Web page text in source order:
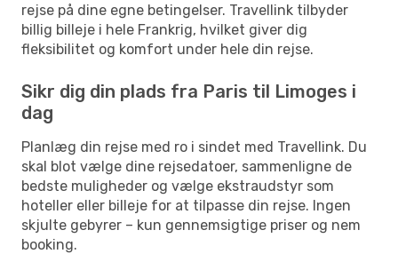
rejse på dine egne betingelser. Travellink tilbyder
billig billeje i hele Frankrig, hvilket giver dig
fleksibilitet og komfort under hele din rejse.
Sikr dig din plads fra Paris til Limoges i
dag
Planlæg din rejse med ro i sindet med Travellink. Du
skal blot vælge dine rejsedatoer, sammenligne de
bedste muligheder og vælge ekstraudstyr som
hoteller eller billeje for at tilpasse din rejse. Ingen
skjulte gebyrer – kun gennemsigtige priser og nem
booking.